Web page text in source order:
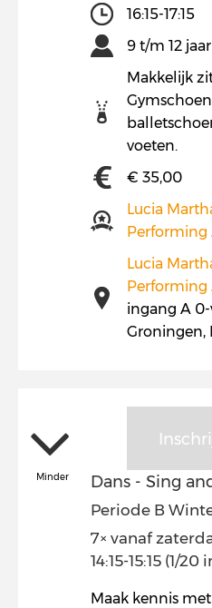
16:15-17:15
9 t/m 12 jaar
Makkelijk
voeten.
€ 35,00
Lucia
Performing
Lucia
Performing
ingang A 0-
Groningen,
Minder Dans - Sing
Periode B
7× vanaf
14:15-15:15 (1/20
Maak kennis